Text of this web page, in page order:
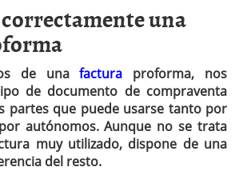
una
de unafactura proforma, nos
de documento de compraventa
partes que puede usarse tanto por
autónomos. Aunque no se trata
muy utilizado, dispone de una
del resto.